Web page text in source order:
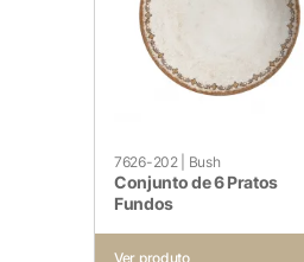
7626-202| Bush
Conjunto de 6 Pratos
Fundos
Ver produto
Os